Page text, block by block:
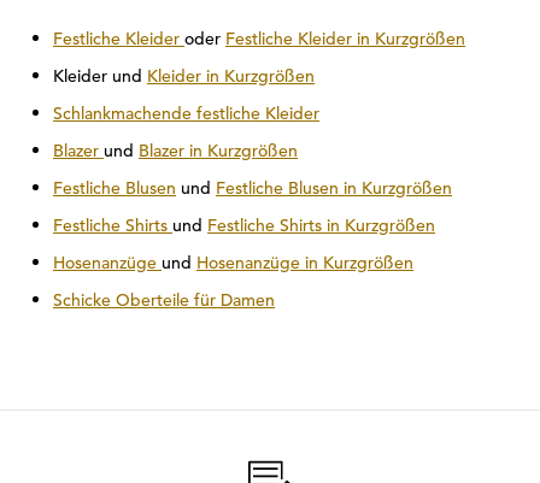
Festliche Kleider oder Festliche Kleider in Kurzgrößen
Kleider und Kleider in Kurzgrößen
Schlankmachende festliche Kleider
Blazer und Blazer in Kurzgrößen
Festliche Blusen und Festliche Blusen in Kurzgrößen
Festliche Shirts und Festliche Shirts in Kurzgrößen
Hosenanzüge und Hosenanzüge in Kurzgrößen
Schicke Oberteile für Damen